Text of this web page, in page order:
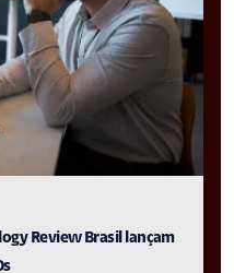
Review Brasil lançam